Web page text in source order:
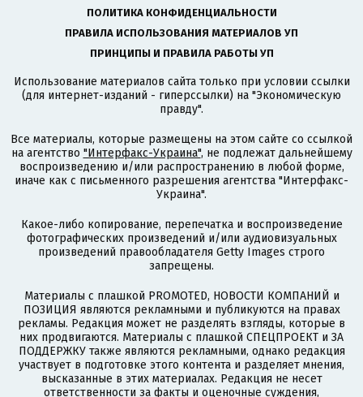
ПОЛИТИКА КОНФИДЕНЦИАЛЬНОСТИ
ПРАВИЛА ИСПОЛЬЗОВАНИЯ МАТЕРИАЛОВ УП
ПРИНЦИПЫ И ПРАВИЛА РАБОТЫ УП
Использование материалов сайта только при условии ссылки
(для интернет-изданий - гиперссылки) на "Экономическую
правду".
Все материалы, которые размещены на этом сайте со ссылкой
на агентство "Интерфакс-Украина", не подлежат дальнейшему
воспроизведению и/или распространению в любой форме,
иначе как с письменного разрешения агентства "Интерфакс-
Украина".
Какое-либо копирование, перепечатка и воспроизведение
фотографических произведений и/или аудиовизуальных
произведений правообладателя Getty Images строго
запрещены.
Материалы с плашкой PROMOTED, НОВОСТИ КОМПАНИЙ и
ПОЗИЦИЯ являются рекламными и публикуются на правах
рекламы. Редакция может не разделять взгляды, которые в
них продвигаются. Материалы с плашкой СПЕЦПРОЕКТ и ЗА
ПОДДЕРЖКУ также являются рекламными, однако редакция
участвует в подготовке этого контента и разделяет мнения,
высказанные в этих материалах. Редакция не несет
ответственности за факты и оценочные суждения,